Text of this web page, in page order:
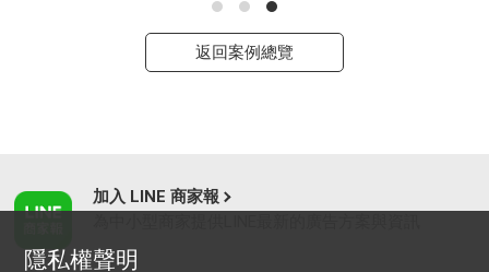
返回案例總覽
加入 LINE 商家報
隱私權聲明